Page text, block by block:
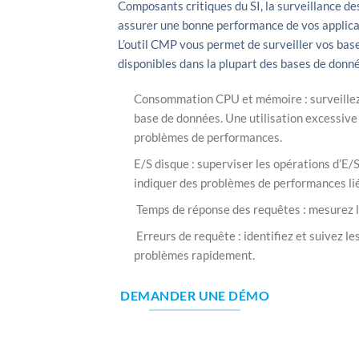
Composants critiques du SI, la surveillance
assurer une bonne performance de vos
L’outil CMP vous permet de surveiller vos
disponibles dans la plupart des bases de
Consommation CPU et mémoire :
base de données. Une utilisation
problèmes de performances.
E/S disque : superviser les opérations
indiquer des problèmes de performances
Temps de réponse des requêtes :
Erreurs de requête : identifiez et suivez
problèmes rapidement.
DEMANDER UNE DÉMO